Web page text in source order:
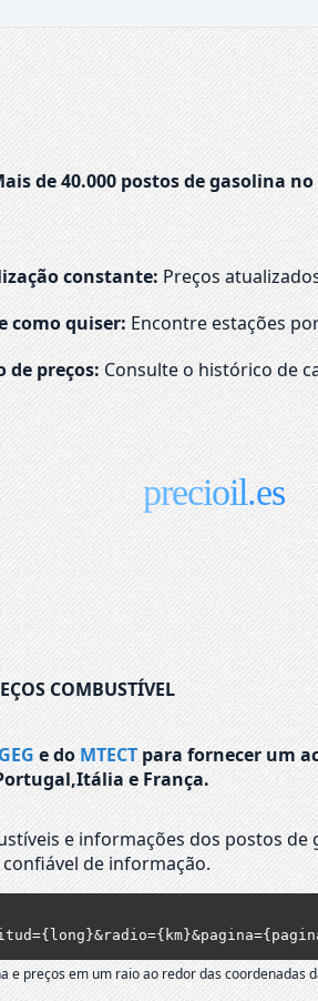
de 40.000 postos de gasolina
constante: Preços
como quiser:Encontre estações
de preços: Consulte o histórico de
precioil.es
COMBUSTÍVEL
e doMTECT para fornecer um
e França.
e informações dos postos
de informação.
e preços em um raio ao redor das coordenadas